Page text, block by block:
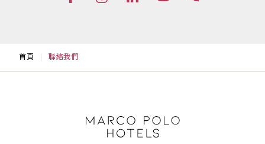
首頁 聯絡我們